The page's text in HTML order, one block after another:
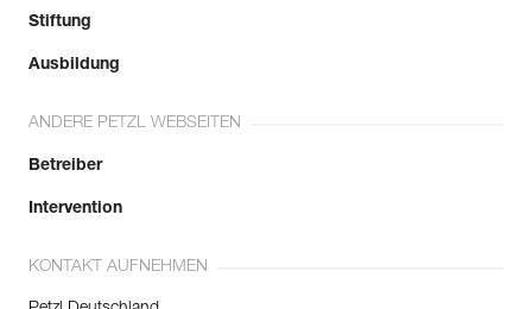
Stiftung
Ausbildung
ANDERE PETZL WEBSEITEN
Betreiber
Intervention
KONTAKT AUFNEHMEN